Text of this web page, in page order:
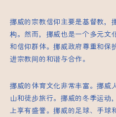
挪威的宗教信仰主要是基督教，
构。然而，挪威也是一个多元文
和信仰群体。挪威政府尊重和保
进宗教间的和谐与合作。
挪威的体育文化非常丰富。挪威
山和徒步旅行。挪威的冬季运动
上享有盛誉。挪威的足球、手球